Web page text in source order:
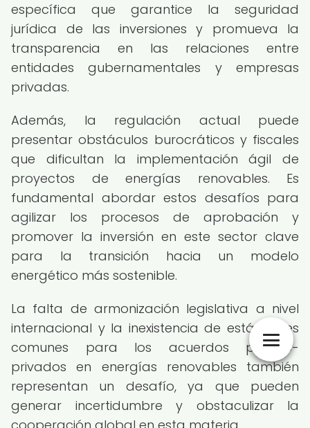
específica que garantice la seguridad
jurídica de las inversiones y promueva la
transparencia en las relaciones entre
entidades gubernamentales y empresas
privadas.
Además, la regulación actual puede
presentar obstáculos burocráticos y fiscales
que dificultan la implementación ágil de
proyectos de energías renovables. Es
fundamental abordar estos desafíos para
agilizar los procesos de aprobación y
promover la inversión en este sector clave
para la transición hacia un modelo
energético más sostenible.
La falta de armonización legislativa a nivel
internacional y la inexistencia de estándares
comunes para los acuerdos público-
privados en energías renovables también
representan un desafío, ya que pueden
generar incertidumbre y obstaculizar la